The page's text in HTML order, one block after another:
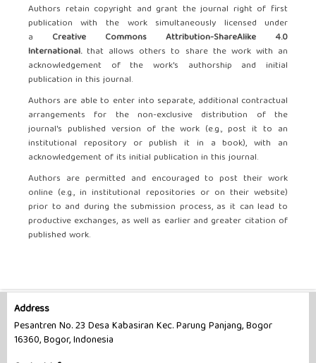
Authors retain copyright and grant the journal right of first
publication with the work simultaneously licensed under
a Creative Commons Attribution-ShareAlike 4.0
International.that allows others to share the work with an
acknowledgement of the work's authorship and initial
publication in this journal.
Authors are able to enter into separate, additional contractual
arrangements for the non-exclusive distribution of the
journal's published version of the work (e.g., post it to an
institutional repository or publish it in a book), with an
acknowledgement of its initial publication in this journal.
Authors are permitted and encouraged to post their work
online (e.g., in institutional repositories or on their website)
prior to and during the submission process, as it can lead to
productive exchanges, as well as earlier and greater citation of
published work.
Address
Pesantren No. 23 Desa Kabasiran Kec. Parung Panjang, Bogor
16360, Bogor, Indonesia